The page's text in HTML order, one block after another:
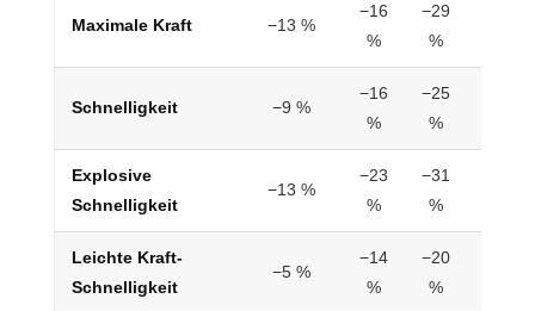
Maximale Kraft −13 %
−16
%
−29
%
Schnelligkeit −9 %
−16
%
−25
%
Explosive
Schnelligkeit
−13 %
−23
%
−31
%
Leichte Kraft-
Schnelligkeit
−5 %
−14
%
−20
%